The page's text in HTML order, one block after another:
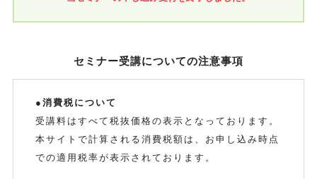
セミナー受講についての注意事項
●消費税について
受講料はすべて税抜価格の表示となっております。
本サイトで計算される消費税額は、お申し込み時点
での適用税率が表示されております。